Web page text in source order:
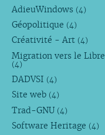
AdieuWindows (4)
Géopolitique (4)
Créativité - Art (4)
Migration vers le Libre
(4)
DADVSI (4)
Site web (4)
Trad-GNU (4)
Software Heritage (4)